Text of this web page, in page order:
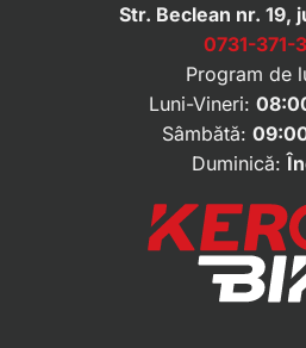
Str. Beclean nr. 19,
0731-371-
Program de
Luni-Vineri:
Sâmbătă:
Duminică: